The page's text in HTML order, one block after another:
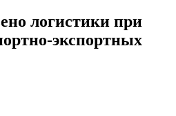
логистики при
экспортных